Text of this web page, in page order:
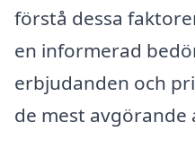
förstå dessa
en informerad
erbjudanden och
de mest avgörande